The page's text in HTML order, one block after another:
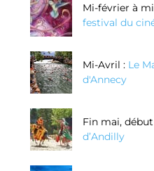
Mi-février à
festival du
Mi-Avril : Le
d'Annecy
Fin mai,
d’Andilly